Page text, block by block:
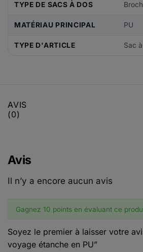
TYPE DE SACS À DOS
MATÉRIAU PRINCIPAL PU
TYPE D'ARTICLE Sac
AVIS
(0)
Avis
Il n’y a encore aucun avis
Gagnez 10 points en évaluant ce
Soyez le premier à laisser votre
voyage étanche en PU”